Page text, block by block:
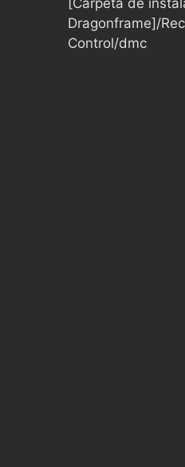
[Carpeta de
Dragonframe]/
Control/dmc